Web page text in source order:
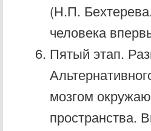
(Н.П.
человека
Пятый этап.
мозгом
пространства.